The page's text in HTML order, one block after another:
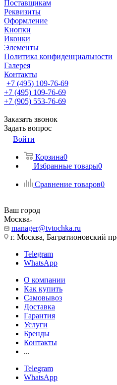
Поставщикам
Реквизиты
Оформление
Кнопки
Иконки
Элементы
Политика конфиденциальности
Галерея
Контакты
+7 (495) 109-76-69
+7 (495) 109-76-69
+7 (905) 553-76-69
Заказать звонок
Задать вопрос
Войти
Корзина0
Избранные товары0
Сравнение товаров0
Ваш город
Москва
manager@tvtochka.ru
г. Москва, Багратионовский
Telegram
WhatsApp
О компании
Как купить
Самовывоз
Доставка
Гарантия
Услуги
Бренды
Контакты
...
Telegram
WhatsApp